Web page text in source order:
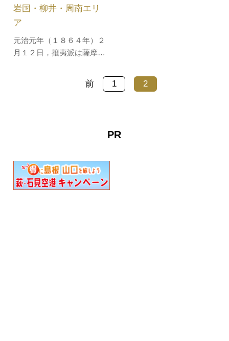
元治元年（１８６４年）２
月１２日，攘夷派は薩摩が
商していることに怒り、室
津に駐屯する義勇隊士が，
事件に関わ…
岩国・柳井・周南エリ
ア
前 1 2
PR